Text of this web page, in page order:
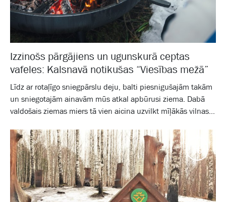
Izzinošs pārgājiens un ugunskurā ceptas
vafeles: Kalsnavā notikušas “Viesības mežā”
Līdz ar rotaļīgo sniegpārslu deju, balti piesnigušajām takām
un sniegotajām ainavām mūs atkal apbūrusi ziema. Dabā
valdošais ziemas miers tā vien aicina uzvilkt mīļākās vilnas...